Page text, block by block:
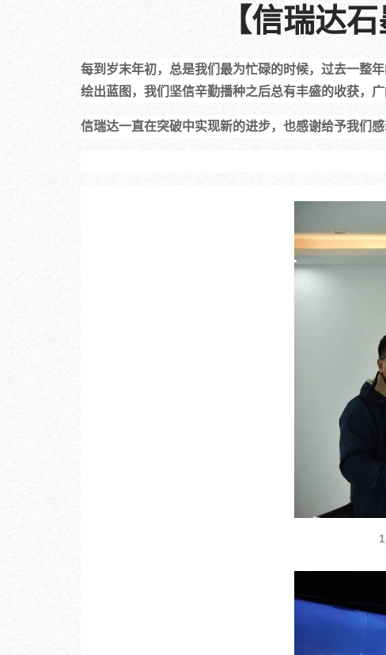
【信瑞达
每到岁末年初，总是我们最为忙碌的时候，过去一整
绘出蓝图，我们坚信辛勤播种之后总有丰盛的收获，
信瑞达一直在突破中实现新的进步，也感谢给予我们